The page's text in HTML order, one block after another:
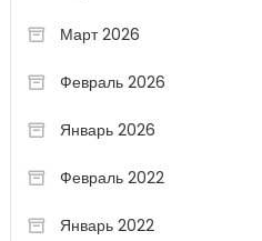
Март 2026
Февраль 2026
Январь 2026
Февраль 2022
Январь 2022